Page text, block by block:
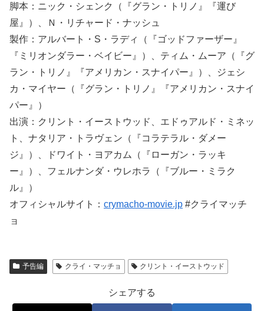
脚本：ニック・シェンク（『グラン・トリノ』『運び
屋』）、Ｎ・リチャード・ナッシュ
製作：アルバート・S・ラディ（『ゴッドファーザー』
『ミリオンダラー・ベイビー』）、ティム・ムーア（『グ
ラン・トリノ』『アメリカン・スナイパー』）、ジェシ
カ・マイヤー（『グラン・トリノ』『アメリカン・スナイ
パー』）
出演：クリント・イーストウッド、エドゥアルド・ミネッ
ト、ナタリア・トラヴェン（『コラテラル・ダメー
ジ』）、ドワイト・ヨアカム（『ローガン・ラッキ
ー』）、フェルナンダ・ウレホラ（『ブルー・ミラク
ル』）
オフィシャルサイト： crymacho-movie.jp #クライマッチ
ョ
予告編 クライ・マッチョ クリント・イーストウッド
シェアする